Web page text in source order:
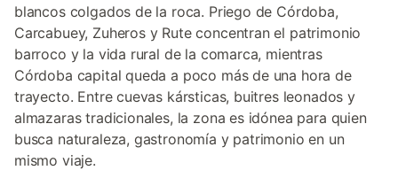
blancos colgados de la roca. Priego de Córdoba,
Carcabuey, Zuheros y Rute concentran el patrimonio
barroco y la vida rural de la comarca, mientras
Córdoba capital queda a poco más de una hora de
trayecto. Entre cuevas kársticas, buitres leonados y
almazaras tradicionales, la zona es idónea para quien
busca naturaleza, gastronomía y patrimonio en un
mismo viaje.